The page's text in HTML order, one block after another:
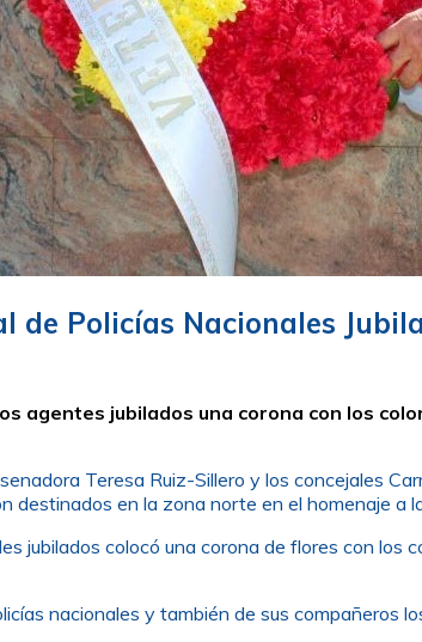
de Policías Nacionales
agentes jubilados una corona con los
Teresa Ruiz-Sillero y los concejales
destinados en la zona norte en el homenaje a
jubilados colocó una corona de flores con
nacionales y también de sus compañeros